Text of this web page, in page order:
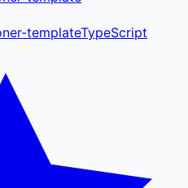
templateTypeScript